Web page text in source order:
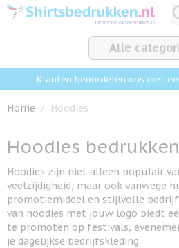
Ga naar de inhoud
Alle
Klanten beoordelen ons met
Home / Hoodies
Hoodies bedrukken
Hoodies zijn niet alleen populair
veelzijdigheid, maar ook vanwege
promotiemiddel en stijlvolle
van hoodies met jouw logo biedt
te promoten op festivals,
je dagelijkse bedrijfskleding.